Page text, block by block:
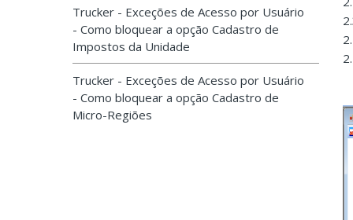
Trucker - Exceções de Acesso por Usuário
- Como bloquear a opção Cadastro de
Impostos da Unidade
Trucker - Exceções de Acesso por Usuário
- Como bloquear a opção Cadastro de
Micro-Regiões